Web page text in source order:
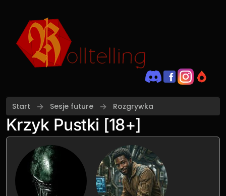
Start Sesje future Rozgrywka
Krzyk Pustki [18+]